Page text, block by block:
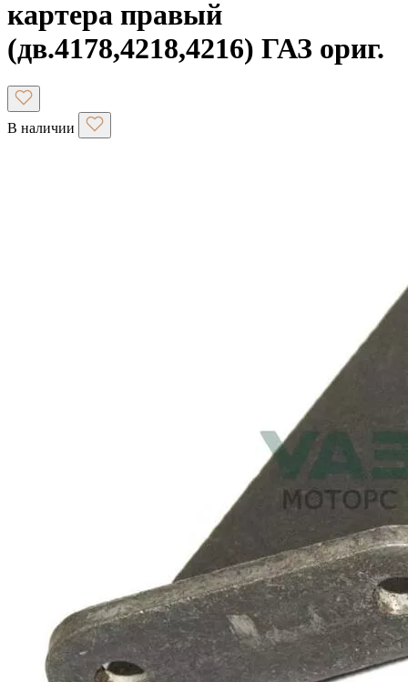
картера правый
(дв.4178,4218,4216) ГАЗ ориг.
В наличии